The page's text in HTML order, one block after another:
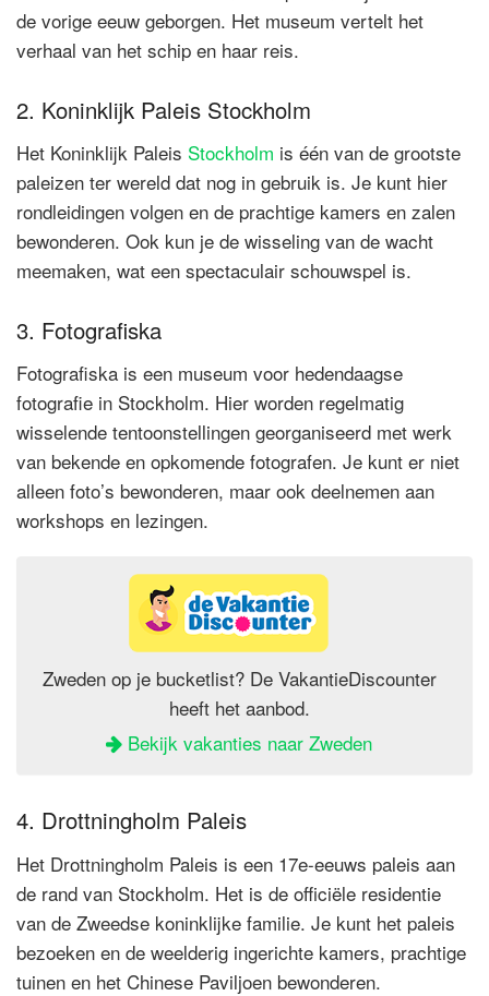
de vorige eeuw geborgen. Het museum vertelt het
verhaal van het schip en haar reis.
2. Koninklijk Paleis Stockholm
Het Koninklijk Paleis Stockholm is één van de grootste
paleizen ter wereld dat nog in gebruik is. Je kunt hier
rondleidingen volgen en de prachtige kamers en zalen
bewonderen. Ook kun je de wisseling van de wacht
meemaken, wat een spectaculair schouwspel is.
3. Fotografiska
Fotografiska is een museum voor hedendaagse
fotografie in Stockholm. Hier worden regelmatig
wisselende tentoonstellingen georganiseerd met werk
van bekende en opkomende fotografen. Je kunt er niet
alleen foto’s bewonderen, maar ook deelnemen aan
workshops en lezingen.
Zweden op je bucketlist? De VakantieDiscounter
heeft het aanbod.
Bekijk vakanties naar Zweden
4. Drottningholm Paleis
Het Drottningholm Paleis is een 17e-eeuws paleis aan
de rand van Stockholm. Het is de officiële residentie
van de Zweedse koninklijke familie. Je kunt het paleis
bezoeken en de weelderig ingerichte kamers, prachtige
tuinen en het Chinese Paviljoen bewonderen.